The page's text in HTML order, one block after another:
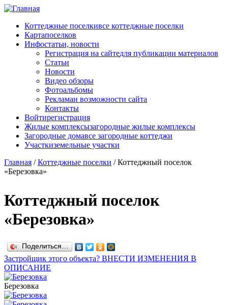
Перейти к основному содержанию
Коттеджные поселкивсе коттеджные поселки
Картапоселков
Инфостатьи, новости
Регистрация на сайтедля публикации материалов
Статьи
Новости
Видео обзоры
Фотоальбомы
Рекламаи возможности сайта
Контакты
Войтирегистрация
Жилые комплексызагородные жилые комплексы
Загородные домавсе загородные коттеджи
Участкиземельные участки
Главная / Коттеджные поселки /Коттеджный поселок
«Березовка»
Коттеджный поселок
«Березовка»
Поделиться…
Застройщик этого объекта? ВНЕСТИ ИЗМЕНЕНИЯ В
ОПИСАНИЕ
Березовка